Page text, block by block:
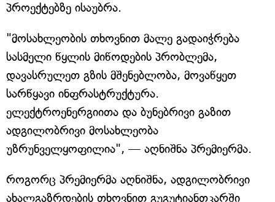
პროექტებზე ისაუბრა.
"მოსახლეობის თხოვნით მალე გადაიჭრება
სასმელი წყლის მიწოდების პრობლემა,
დავასრულეთ გზის მშენებლობა, მოვაწყეთ
სარწყავი ინფრასტრუქტურა.
ელექტროენერგიითა და ბუნებრივი გაზით
ადგილობრივი მოსახლეობა
უზრუნველყოფილია", — აღნიშნა პრემიერმა.
როგორც პრემიერმა აღნიშნა, ადგილობრივი
ახალგაზრდების თხოვნით გუგუტიანთკარში